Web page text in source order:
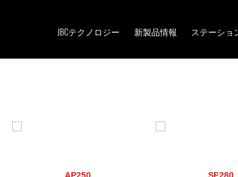
JBCテクノロジー 新製品情報 ステーショ